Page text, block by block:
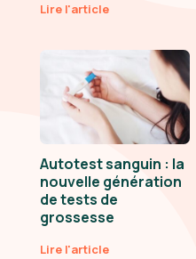
Lire l'article
Autotest sanguin : la
nouvelle génération
de tests de
grossesse
Lire l'article